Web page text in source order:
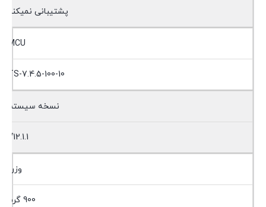
پشتیبانی نمیکند
MCU
TS-7.4.5-100-10
نسخه سیستم
V12.1.1
وزن
900 گرم